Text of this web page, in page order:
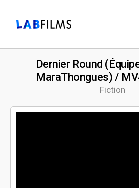
Fiction
Dernier Round
MaraThongues) /